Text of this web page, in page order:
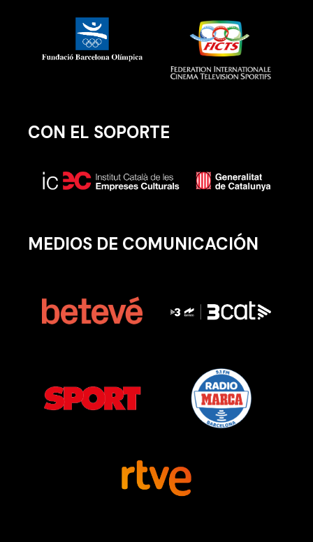
CON EL SOPORTE
MEDIOS DE COMUNICACIÓN